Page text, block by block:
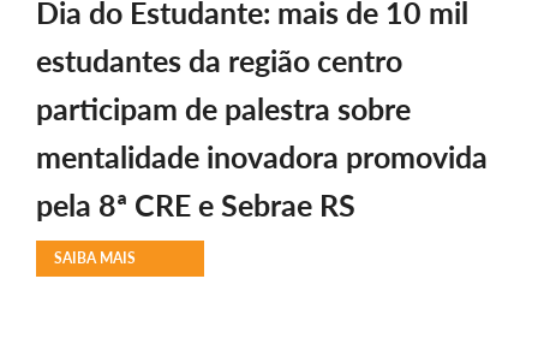
Dia do Estudante: mais de 10 mil
estudantes da região centro
participam de palestra sobre
mentalidade inovadora promovida
pela 8ª CRE e Sebrae RS
SAIBA MAIS